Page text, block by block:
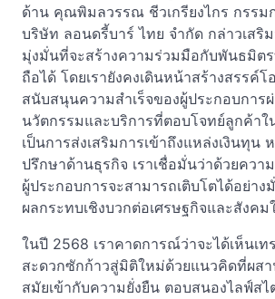
ด้าน คุณพิมลวรรณ ชีวเกรียงไกร กรรม
บริษัท ลอนดรี้บาร์ ไทย จำกัด กล่าวเสริ
มุ่งมั่นที่จะสร้างความร่วมมือกับพันธมิตร
ถือได้ โดยเรายังคงเดินหน้าสร้างสรรค์โ
สนับสนุนความสำเร็จของผู้ประกอบการ
นวัตกรรมและบริการที่ตอบโจทย์ลูกค้าใ
เป็นการส่งเสริมการเข้าถึงแหล่งเงินทุน
ปรึกษาด้านธุรกิจ เราเชื่อมั่นว่าด้วยควา
ผู้ประกอบการจะสามารถเติบโตได้อย่าง
ผลกระทบเชิงบวกต่อเศรษฐกิจและสังคม
ในปี 2568 เราคาดการณ์ว่าจะได้เห็นเ
สะดวกซักก้าวสู่มิติใหม่ด้วยแนวคิดที่ผสา
สมัยเข้ากับความยั่งยืน ตอบสนองไลฟ์สไ